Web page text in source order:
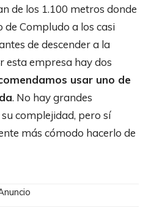
de los 1.100 metros donde
de Compludo a los casi
de descender a la
esta empresa hay dos
usar uno de
. No hay grandes
complejidad, pero sí
más cómodo hacerlo de